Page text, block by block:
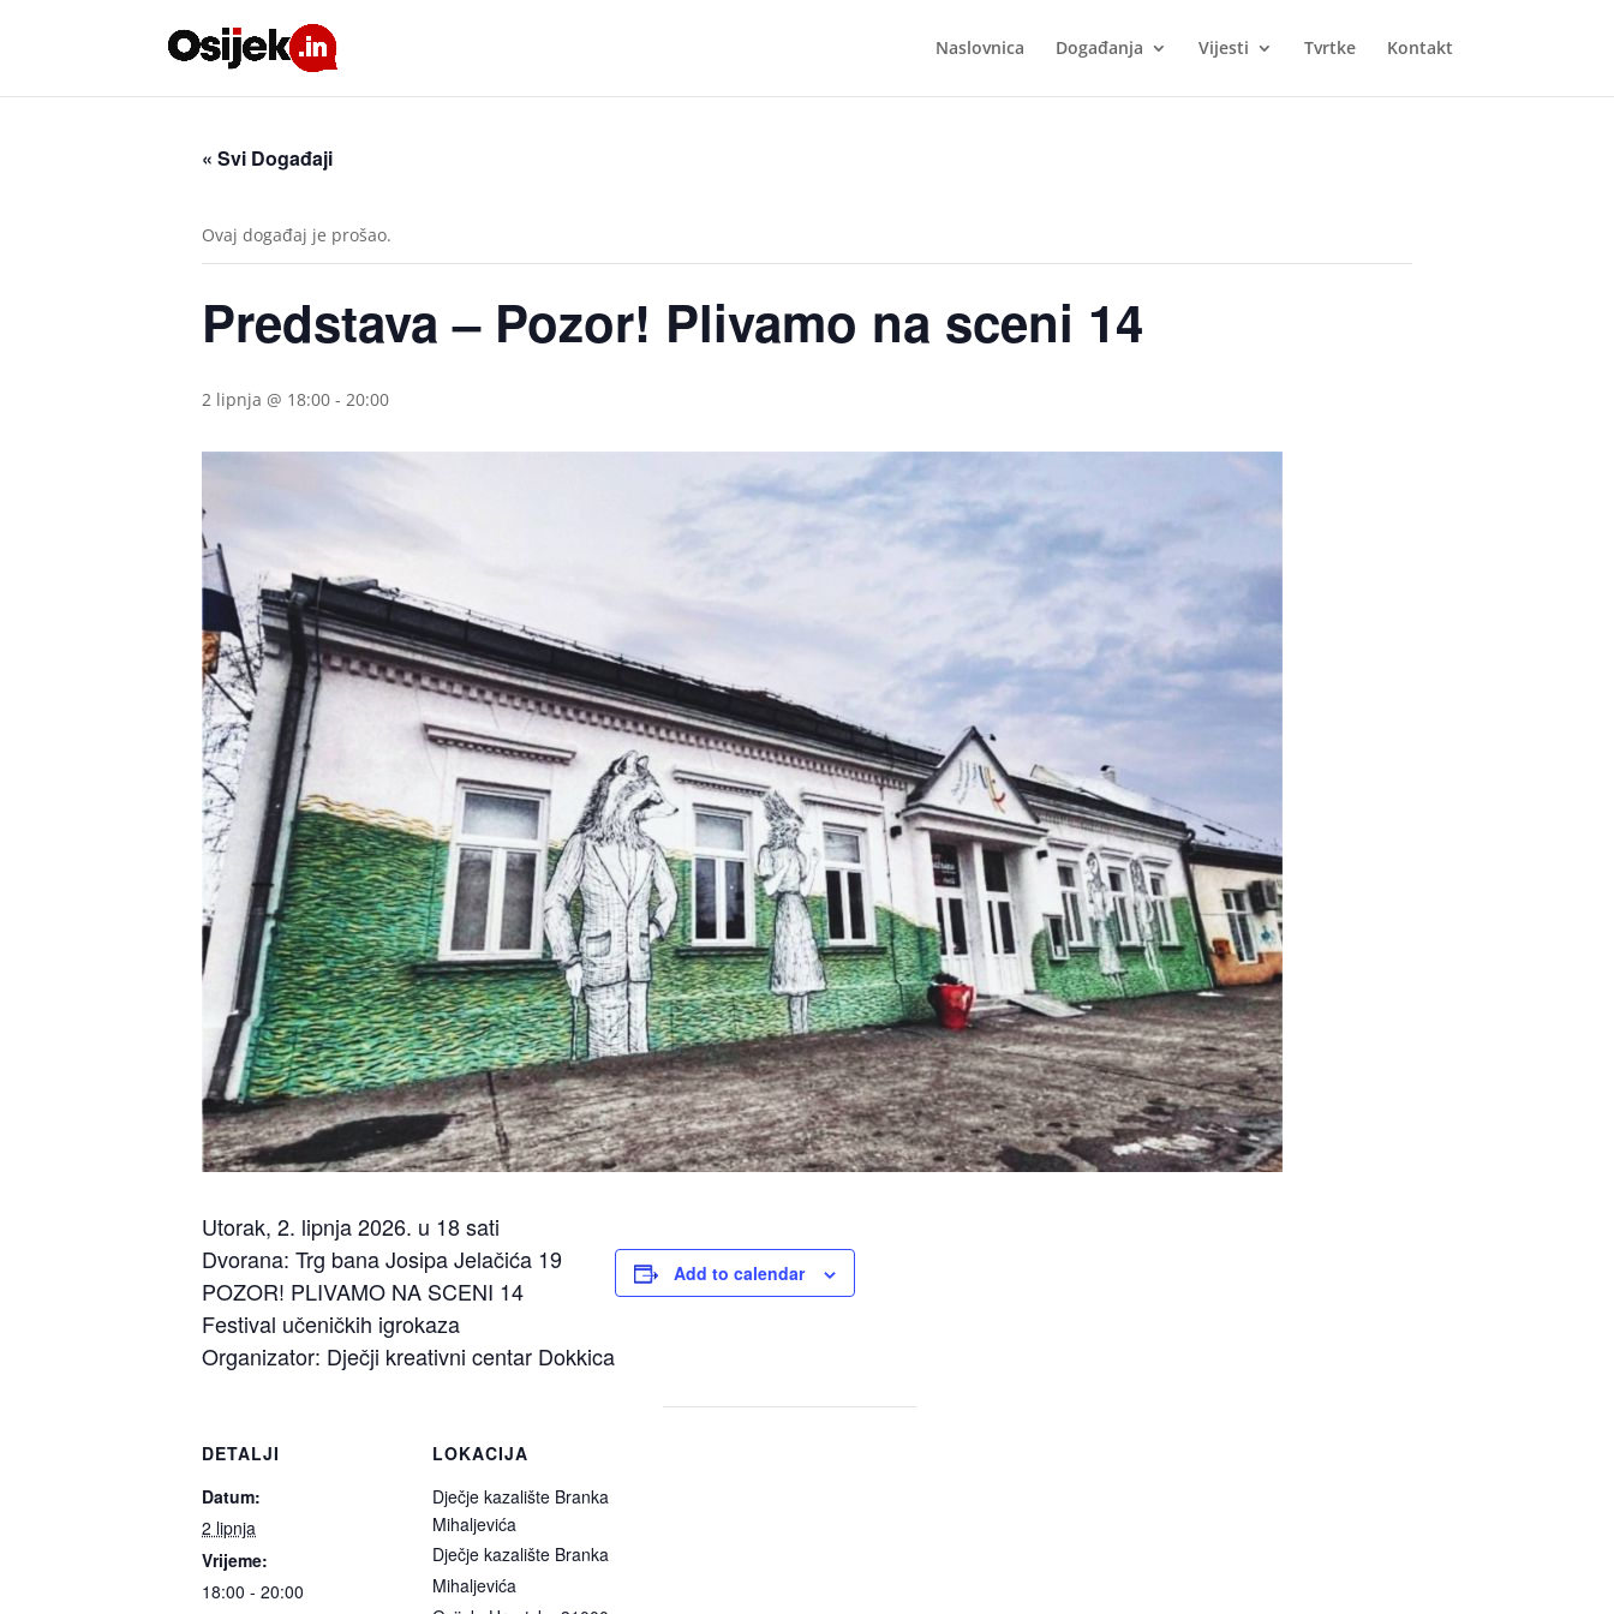
Naslovnica Događanja Vijesti Tvrtke Kontakt
« Svi Događaji
Ovaj događaj je prošao.
Predstava – Pozor! Plivamo na sceni 14
2 lipnja @ 18:00 - 20:00
Utorak, 2. lipnja 2026. u 18 sati
Dvorana: Trg bana Josipa Jelačića 19
POZOR! PLIVAMO NA SCENI 14
Festival učeničkih igrokaza
Organizator: Dječji kreativni centar Dokkica
Add to calendar
DETALJI
Datum:
2 lipnja
Vrijeme:
18:00 - 20:00
LOKACIJA
Dječje kazalište Branka
Mihaljevića
Dječje kazalište Branka
Mihaljevića